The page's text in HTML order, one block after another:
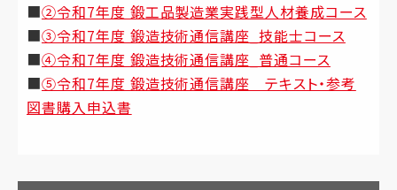
■②令和7年度 鍛工品製造業実践型人材養成コース
■③令和7年度 鍛造技術通信講座_技能士コース
■④令和7年度 鍛造技術通信講座_普通コース
■⑤令和7年度 鍛造技術通信講座 テキスト・参考
図書購入申込書